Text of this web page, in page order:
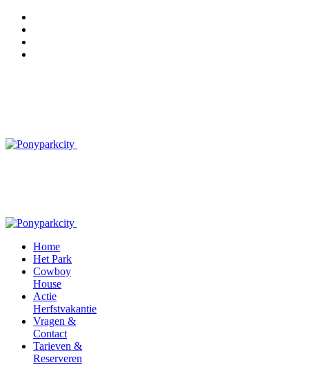
Home
Het Park
Cowboy
House
Actie
Herfstvakantie
Vragen &
Contact
Tarieven &
Reserveren